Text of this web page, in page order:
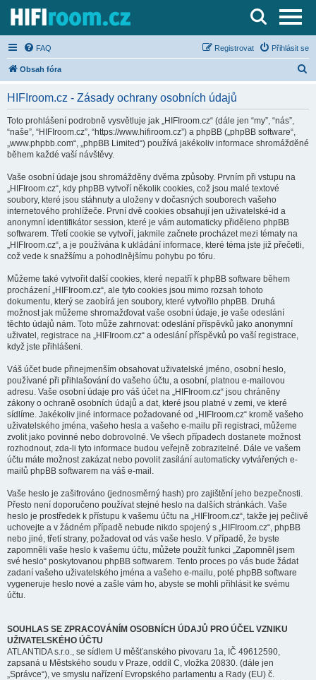
Server o Hi-Fi a AV technice
FAQ Přihlásit se
Registrovat
Obsah fóra
HIFIroom.cz - Zásady ochrany osobních údajů
Toto prohlášení podrobně vysvětluje jak „HIFIroom.cz“ (dále jen “my”, “nás”,
“naše”, “HIFIroom.cz”, “https://www.hifiroom.cz”) a phpBB („phpBB software“,
„www.phpbb.com“, „phpBB Limited“) používá jakékoliv informace shromážděné
během každé vaší návštěvy.
Vaše osobní údaje jsou shromážděny dvěma způsoby. Prvním při vstupu na
„HIFIroom.cz“, kdy phpBB vytvoří několik cookies, což jsou malé textové
soubory, které jsou stáhnuty a uloženy v dočasných souborech vašeho
internetového prohlížeče. První dvě cookies obsahují jen uživatelské-id a
anonymní identifikátor session, které je vám automaticky přiděleno phpBB
softwarem. Třetí cookie se vytvoří, jakmile začnete procházet mezi tématy na
„HIFIroom.cz“, a je používána k ukládání informace, které téma jste již přečetli,
což vede k snažšímu a pohodlnějšímu pohybu po fóru.
Můžeme také vytvořit další cookies, které nepatří k phpBB software během
procházení „HIFIroom.cz“, ale tyto cookies jsou mimo rozsah tohoto
dokumentu, který se zaobírá jen soubory, které vytvořilo phpBB. Druhá
možnost jak můžeme shromažďovat vaše osobní údaje, je vaše odeslání
těchto údajů nám. Toto může zahrnovat: odeslání příspěvků jako anonymní
uživatel, registrace na „HIFIroom.cz“ a odeslání příspěvků po vaší registrace,
když jste přihlášeni.
Váš účet bude přinejmenším obsahovat uživatelské jméno, osobní heslo,
používané při přihlašování do vašeho účtu, a osobní, platnou e-mailovou
adresu. Vaše osobní údaje pro váš účet na „HIFIroom.cz“ jsou chráněny
zákony o ochraně osobních údajů a dat, které jsou platné v zemi, ve které
sídlíme. Jakékoliv jiné informace požadované od „HIFIroom.cz“ kromě vašeho
uživatelského jména, vašeho hesla a vašeho e-mailu při registraci, můžeme
zvolit jako povinné nebo dobrovolné. Ve všech případech dostanete možnost
rozhodnout, zda-li tyto informace budou veřejně zobrazitelné. Dále ve vašem
účtu máte možnost zakázat nebo povolit zasílání automaticky vytvářených e-
mailů phpBB softwarem na váš e-mail.
Vaše heslo je zašifrováno (jednosměrný hash) pro zajištění jeho bezpečnosti.
Přesto není doporučeno používat stejné heslo na dalších stránkách. Vaše
heslo je prostředek k přístupu k vašemu účtu na „HIFIroom.cz“, takže jej pečlivě
uchovejte a v žádném případě nebude nikdo spojený s „HIFIroom.cz“, phpBB
nebo jiné, třetí strany, požadovat od vás vaše heslo. V případě, že byste
zapomněli vaše heslo k vašemu účtu, můžete použít funkci „Zapomněl jsem
své heslo“ poskytovanou phpBB softwarem. Tento proces po vás bude žádat
zadaní vašeho uživatelského jména a vašeho e-mailu, poté phpBB software
vygeneruje heslo nové a zašle vám ho, abyste se mohli přihlásit ke svému
účtu.
SOUHLAS SE ZPRACOVÁNÍM OSOBNÍCH ÚDAJŮ PRO ÚČEL VZNIKU
UŽIVATELSKÉHO ÚČTU
ATLANTIDA s.r.o., se sídlem U měšťanského pivovaru 1a, IČ 49612590,
zapsaná u Městského soudu v Praze, oddíl C, vložka 20830. (dále jen
„Správce“), ve smyslu nařízení Evropského parlamentu a Rady (EU) č.